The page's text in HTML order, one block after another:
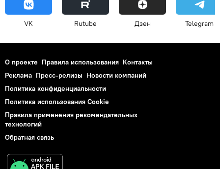
VK Rutube Дзен Telegram
О проекте Правила использования Контакты
Реклама Пресс-релизы Новости компаний
Политика конфиденциальности
Политика использования Cookie
Правила применения рекомендательных
технологий
Обратная связь